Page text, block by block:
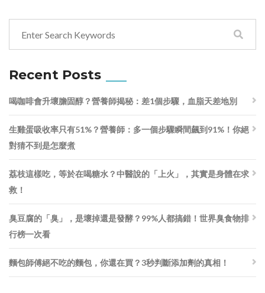
Recent Posts
喝咖啡會升壞膽固醇？營養師揭秘：差1個步驟，血脂天差地別
生雞蛋吸收率只有51%？營養師：多一個步驟瞬間飆到91%！你絕
對猜不到是怎麼煮
荔枝這樣吃，等於在喝糖水？中醫說的「上火」，其實是身體在求
救！
臭豆腐的「臭」，是壞掉還是發酵？99%人都搞錯！世界臭食物排
行榜一次看
麵包師傅絕不吃的麵包，你還在買？3秒判斷添加劑的真相！